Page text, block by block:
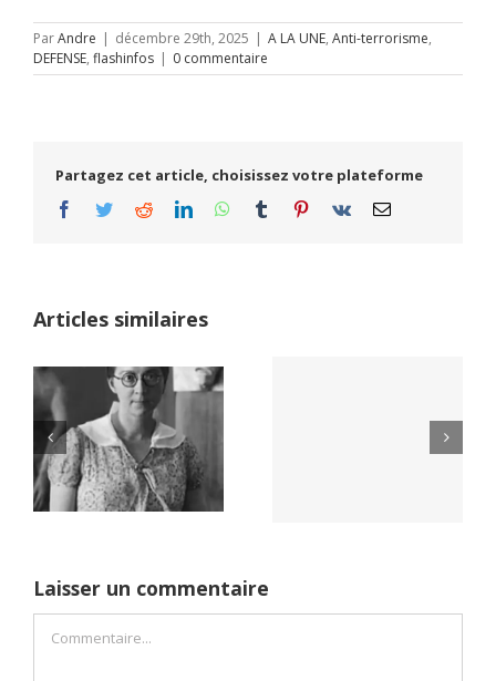
ParAndre | décembre 29th, 2025 | A LA UNE, Anti-terrorisme,
DEFENSE, flashinfos | 0 commentaire
Partagez cet article, choisissez votre plateforme
Facebook
TwitterRedditLinkedInWhatsApp
Tumblr Pinterest
Vk Email
Articles similaires
Netflix Field of
Dreams (1989)
Yaïr Golan : une
Laisser un commentaire